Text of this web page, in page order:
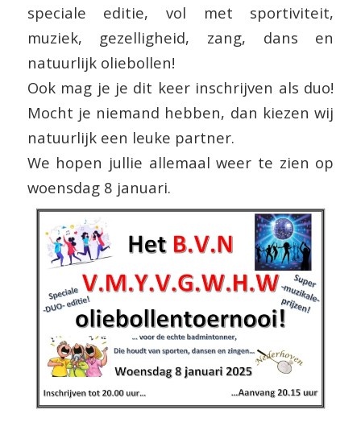
speciale editie, vol met sportiviteit,
muziek, gezelligheid, zang, dans en
natuurlijk oliebollen!
Ook mag je je dit keer inschrijven als duo!
Mocht je niemand hebben, dan kiezen wij
natuurlijk een leuke partner.
We hopen jullie allemaal weer te zien op
woensdag 8 januari.